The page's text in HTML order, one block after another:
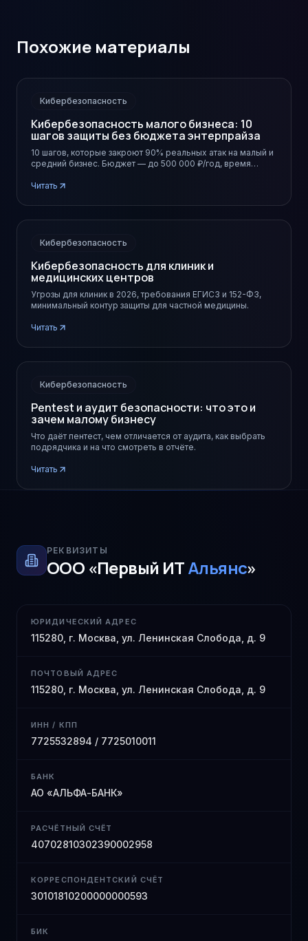
Похожие материалы
Кибербезопасность
Кибербезопасность малого бизнеса: 10
шагов защиты без бюджета энтерпрайза
10 шагов, которые закроют 90% реальных атак на малый и
средний бизнес. Бюджет — до 500 000 ₽/год, время
Читать
Кибербезопасность
Кибербезопасность для клиник и
медицинских центров
Угрозы для клиник в 2026, требования ЕГИСЗ и 152-ФЗ,
минимальный контур защиты для частной медицины.
Читать
Кибербезопасность
Pentest и аудит безопасности: что это и
зачем малому бизнесу
Что даёт пентест, чем отличается от аудита, как выбрать
подрядчика и на что смотреть в отчёте.
Читать
РЕКВИЗИТЫ
ООО «Первый ИТАльянс»
ЮРИДИЧЕСКИЙ АДРЕС
115280, г. Москва, ул. Ленинская Слобода, д. 9
ПОЧТОВЫЙ АДРЕС
115280, г. Москва, ул. Ленинская Слобода, д. 9
ИНН / КПП
7725532894 / 7725010011
БАНК
АО «АЛЬФА-БАНК»
РАСЧЁТНЫЙ СЧЁТ
40702810302390002958
КОРРЕСПОНДЕНТСКИЙ СЧЁТ
30101810200000000593
БИК